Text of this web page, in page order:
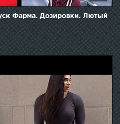
Фарма. Дозировки. Лютый